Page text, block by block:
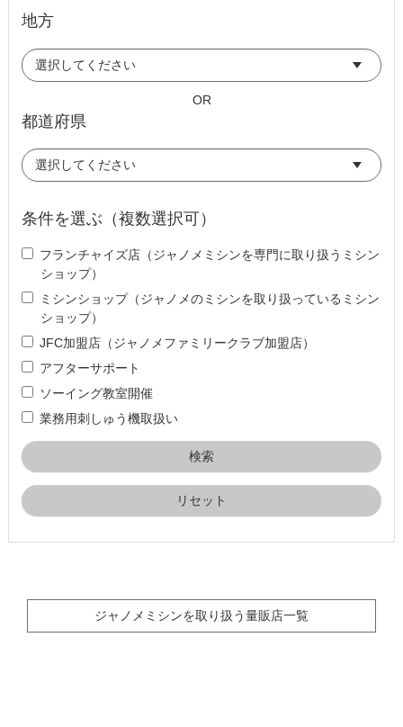
地方
OR
都道府県
条件を選ぶ（複数選択可）
フランチャイズ店（ジャノメミシンを専門に取り扱うミシン
ショップ）
ミシンショップ（ジャノメのミシンを取り扱っているミシン
ショップ）
JFC加盟店（ジャノメファミリークラブ加盟店）
アフターサポート
ソーイング教室開催
業務用刺しゅう機取扱い
リセット
ジャノメミシンを取り扱う量販店一覧